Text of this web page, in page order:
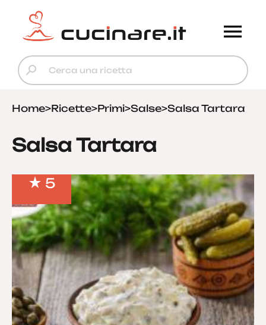
Home>Ricette>Primi>Salse>Salsa Tartara
Salsa Tartara
5